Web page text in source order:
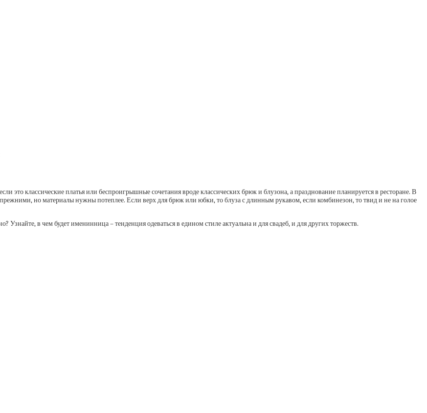
это классические платья или беспроигрышные сочетания вроде классических брюк и блузона, а празднование планируется в ресторане. В
но материалы нужны потеплее. Если верх для брюк или юбки, то блуза с длинным рукавом, если комбинезон, то твид и не на голое
в чем будет именинница – тенденция одеваться в едином стиле актуальна и для свадеб, и для других торжеств.